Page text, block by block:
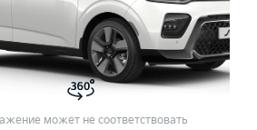
может не соответствовать